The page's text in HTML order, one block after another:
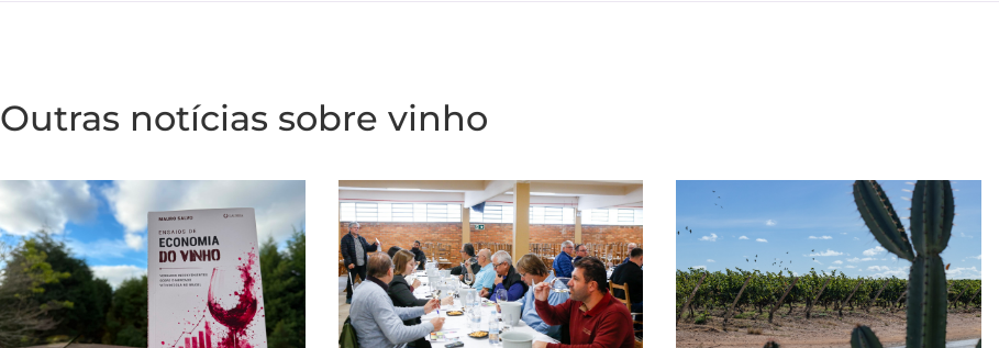
Outras notícias sobre vinho